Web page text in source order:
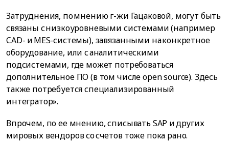
Затруднения, по мнению г-жи Гацаковой, могут быть
связаны с низкоуровневыми системами (например
CAD- и MES-системы), завязанными на конкретное
оборудование, или с аналитическими
подсистемами, где может потребоваться
дополнительное ПО (в том числе open source). Здесь
также потребуется специализированный
интегратор».
Впрочем, по ее мнению, списывать SAP и других
мировых вендоров со счетов тоже пока рано.